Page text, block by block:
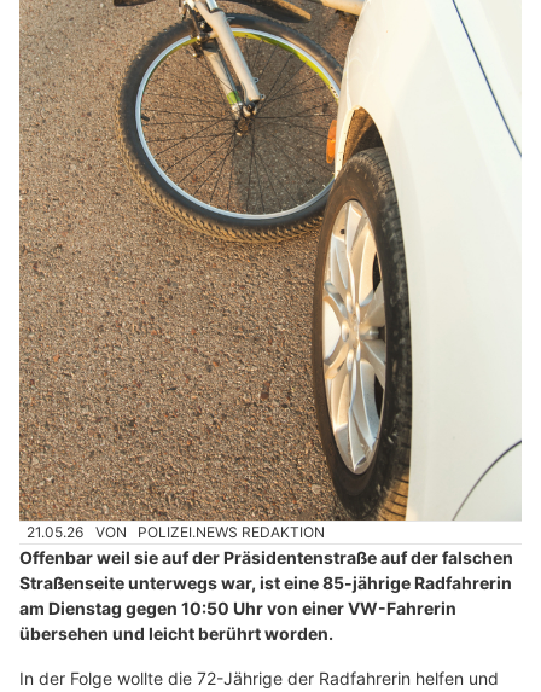
21.05.26 VON POLIZEI.NEWS REDAKTION
Offenbar weil sie auf der Präsidentenstraße auf der falschen
Straßenseite unterwegs war, ist eine 85-jährige Radfahrerin
am Dienstag gegen 10:50 Uhr von einer VW-Fahrerin
übersehen und leicht berührt worden.
In der Folge wollte die 72-Jährige der Radfahrerin helfen und